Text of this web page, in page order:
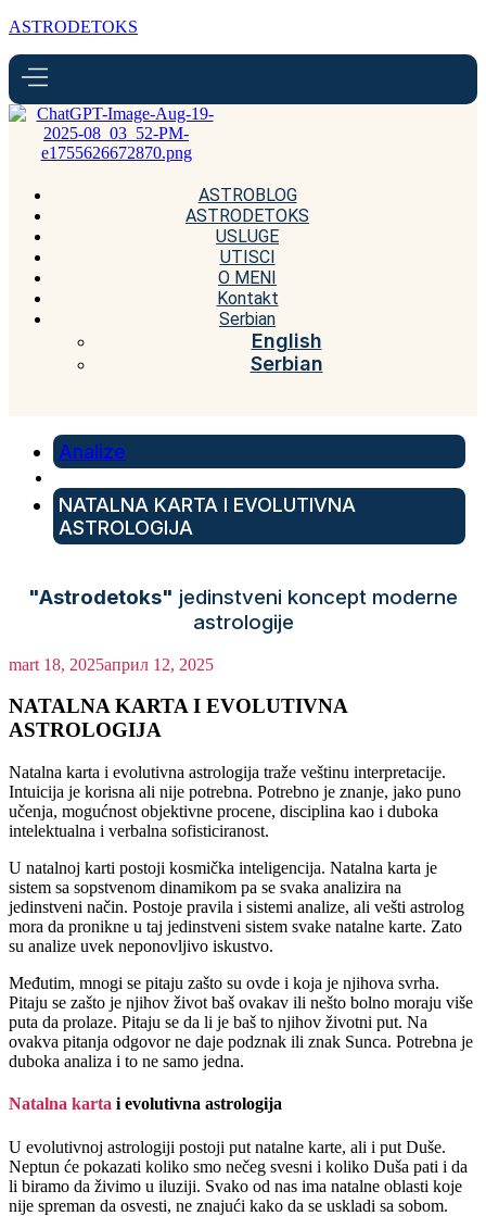
ASTRODETOKS
ASTROBLOG
ASTRODETOKS
USLUGE
UTISCI
O MENI
Kontakt
Serbian
English
Serbian
Analize
NATALNA KARTA I EVOLUTIVNA
ASTROLOGIJA
"Astrodetoks" jedinstveni koncept moderne
astrologije
mart 18, 2025април 12, 2025
NATALNA KARTA I EVOLUTIVNA
ASTROLOGIJA
Natalna karta i evolutivna astrologija traže veštinu interpretacije.
Intuicija je korisna ali nije potrebna. Potrebno je znanje, jako puno
učenja, mogućnost objektivne procene, disciplina kao i duboka
intelektualna i verbalna sofisticiranost.
U natalnoj karti postoji kosmička inteligencija. Natalna karta je
sistem sa sopstvenom dinamikom pa se svaka analizira na
jedinstveni način. Postoje pravila i sistemi analize, ali vešti astrolog
mora da pronikne u taj jedinstveni sistem svake natalne karte. Zato
su analize uvek neponovljivo iskustvo.
Međutim, mnogi se pitaju zašto su ovde i koja je njihova svrha.
Pitaju se zašto je njihov život baš ovakav ili nešto bolno moraju više
puta da prolaze. Pitaju se da li je baš to njihov životni put. Na
ovakva pitanja odgovor ne daje podznak ili znak Sunca. Potrebna je
duboka analiza i to ne samo jedna.
Natalna karta i evolutivna astrologija
U evolutivnoj astrologiji postoji put natalne karte, ali i put Duše.
Neptun će pokazati koliko smo nečeg svesni i koliko Duša pati i da
li biramo da živimo u iluziji. Svako od nas ima natalne oblasti koje
nije spreman da osvesti, ne znajući kako da se uskladi sa sobom.